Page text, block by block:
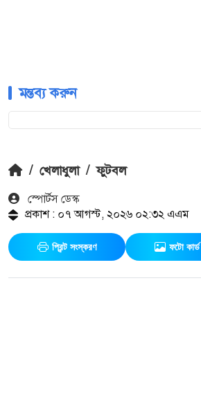
মন্তব্য করুন
/ খেলাধুলা / ফুটবল
স্পোর্টস ডেস্ক
প্রকাশ : ০৭ আগস্ট, ২০২৬ ০২:৩২ এএম
প্রিন্ট সংস্করণ ফটো কার্ড